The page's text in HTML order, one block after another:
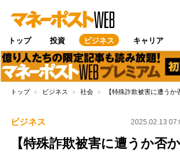
トップ 投資 ビジネス キャリア
トップ ビジネス 社会 【特殊詐欺被害に遭う
ビジネス 2025.02.13
【特殊詐欺被害に遭うか否